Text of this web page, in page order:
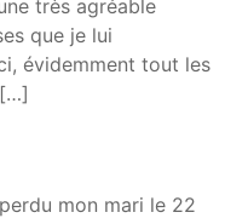
très agréable
que je lui
évidemment tout les
mon mari le 22